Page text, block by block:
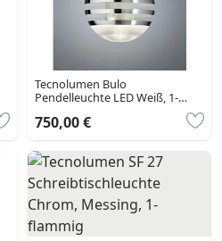
Tecnolumen Bulo
Pendelleuchte LED Weiß, 1-
750,00 €